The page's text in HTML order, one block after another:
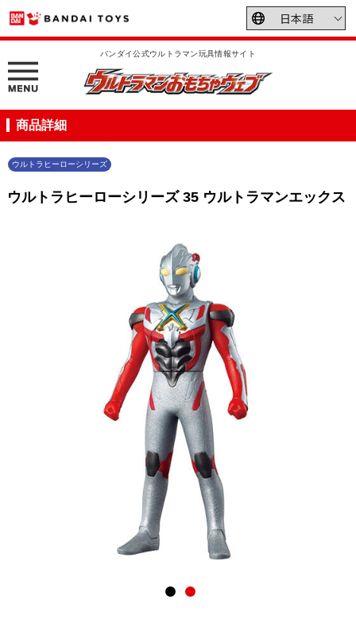
バンダイ公式ウルトラマン玩具情報サイト
商品詳細
ウルトラヒーローシリーズ
ウルトラヒーローシリーズ 35 ウルトラマンエックス